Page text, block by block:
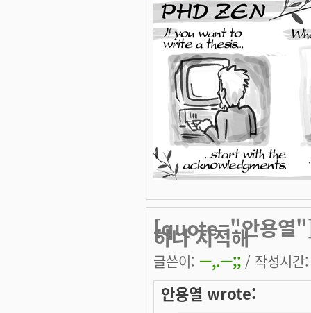
[quote="안용열"]
하나 지적해
글쓴이: ㅡ,.ㅡ;; / 작성시
안용열 wrote: